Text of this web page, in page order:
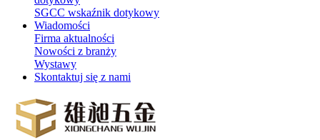
SGCC wskaźnik dotykowy
Wiadomości
Firma aktualności
Nowości z branży
Wystawy
Skontaktuj się z nami